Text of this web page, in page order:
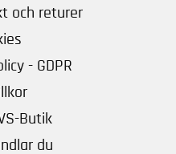
och returer
- GDPR
Butik
du